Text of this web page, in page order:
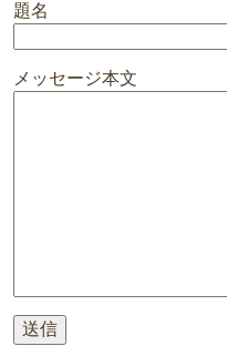
題名
メッセージ本文